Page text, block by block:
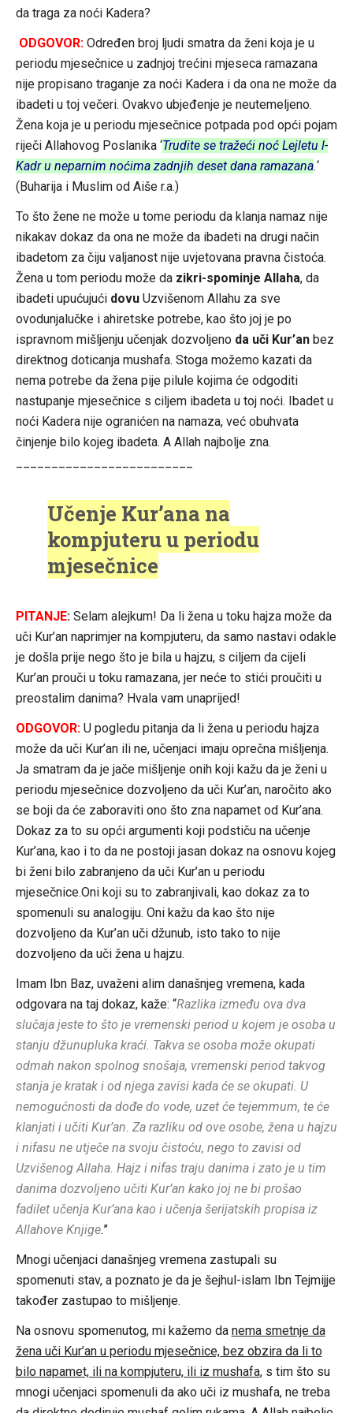
da traga za noći Kadera?
ODGOVOR:Određen broj ljudi smatra da ženi koja je u
periodu mjesečnice u zadnjoj trećini mjeseca ramazana
nije propisano traganje za noći Kadera i da ona ne može da
ibadeti u toj večeri. Ovakvo ubjeđenje je neutemeljeno.
Žena koja je u periodu mjesečnice potpada pod opći pojam
riječi Allahovog Poslanika ‘Trudite se tražeći noć Lejletu l-
Kadr u neparnim noćima zadnjih deset dana ramazana.‘
(Buharija i Muslim od Aiše r.a.)
To što žene ne može u tome periodu da klanja namaz nije
nikakav dokaz da ona ne može da ibadeti na drugi način
ibadetom za čiju valjanost nije uvjetovana pravna čistoća.
Žena u tom periodu može da zikri-spominje Allaha, da
ibadeti upućujući dovuUzvišenom Allahu za sve
ovodunjalučke i ahiretske potrebe, kao što joj je po
ispravnom mišljenju učenjak dozvoljeno da uči Kur’anbez
direktnog doticanja mushafa. Stoga možemo kazati da
nema potrebe da žena pije pilule kojima će odgoditi
nastupanje mjesečnice s ciljem ibadeta u toj noći. Ibadet u
noći Kadera nije ogranićen na namaza, već obuhvata
činjenje bilo kojeg ibadeta. A Allah najbolje zna.
Učenje Kur’ana na
kompjuteru u periodu
mjesečnice
PITANJE: Selam alejkum! Da li žena u toku hajza može da
uči Kur’an naprimjer na kompjuteru, da samo nastavi odakle
je došla prije nego što je bila u hajzu, s ciljem da cijeli
Kur’an prouči u toku ramazana, jer neće to stići proučiti u
preostalim danima? Hvala vam unaprijed!
ODGOVOR:U pogledu pitanja da li žena u periodu hajza
može da uči Kur’an ili ne, učenjaci imaju oprečna mišljenja.
Ja smatram da je jače mišljenje onih koji kažu da je ženi u
periodu mjesečnice dozvoljeno da uči Kur’an, naročito ako
se boji da će zaboraviti ono što zna napamet od Kur’ana.
Dokaz za to su opći argumenti koji podstiču na učenje
Kur’ana, kao i to da ne postoji jasan dokaz na osnovu kojeg
bi ženi bilo zabranjeno da uči Kur’an u periodu
mjesečnice.Oni koji su to zabranjivali, kao dokaz za to
spomenuli su analogiju. Oni kažu da kao što nije
dozvoljeno da Kur’an uči džunub, isto tako to nije
dozvoljeno da uči žena u hajzu.
Imam Ibn Baz, uvaženi alim današnjeg vremena, kada
odgovara na taj dokaz, kaže: “Razlika između ova dva
slučaja jeste to što je vremenski period u kojem je osoba u
stanju džunupluka kraći. Takva se osoba može okupati
odmah nakon spolnog snošaja, vremenski period takvog
stanja je kratak i od njega zavisi kada će se okupati. U
nemogućnosti da dođe do vode, uzet će tejemmum, te će
klanjati i učiti Kur’an. Za razliku od ove osobe, žena u hajzu
i nifasu ne utječe na svoju čistoću, nego to zavisi od
Uzvišenog Allaha. Hajz i nifas traju danima i zato je u tim
danima dozvoljeno učiti Kur’an kako joj ne bi prošao
fadilet učenja Kur’ana kao i učenja šerijatskih propisa iz
Allahove Knjige.’’
Mnogi učenjaci današnjeg vremena zastupali su
spomenuti stav, a poznato je da je šejhul-islam Ibn Tejmijje
također zastupao to mišljenje.
Na osnovu spomenutog, mi kažemo da nema smetnje da
žena uči Kur’an u periodu mjesečnice, bez obzira da li to
bilo napamet, ili na kompjuteru, ili iz mushafa, s tim što su
mnogi učenjaci spomenuli da ako uči iz mushafa, ne treba